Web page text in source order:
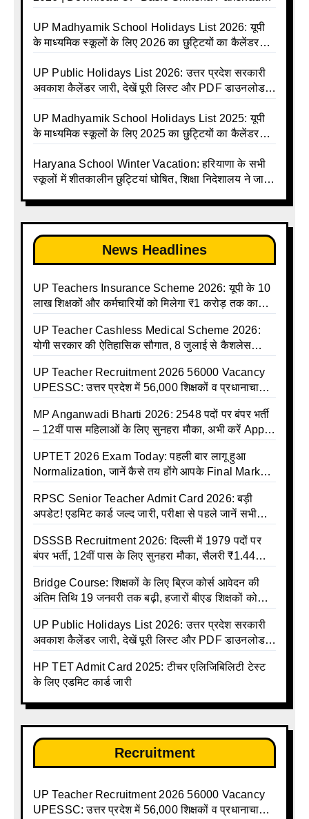
Basic School Avkash Talika UP 2026 | UP Basic
Shiksha Parishad Avkash Talika 2026 | UP
Calendar List 2026
UP Madhyamik School Holidays List 2026: यूपी
के माध्यमिक स्कूलों के लिए 2026 का छुट्टियों का कैलेंडर
Talika | UP Madhyamik Avkash Talika 2026 | UP
Madhyamik School avkash suchi | UP
Holiday Calendar | Madhyamik School Holidays
List 2026
UP Public Holidays List 2026: उत्तर प्रदेश सरकारी
अवकाश कैलेंडर जारी, देखें पूरी लिस्ट और PDF डाउनलोड
talika | Sarkari Avkash Talika | Up Holidays List |
Holidays Calendar
UP Madhyamik School Holidays List 2025: यूपी
के माध्यमिक स्कूलों के लिए 2025 का छुट्टियों का कैलेंडर
Talika | Up Madhyamik Avkash Talika 2025 | UP
Madhyamik School avkash suchi | UP
holiday calendar | Madhyamik School Holidays
List 2025
Haryana School Winter Vacation: हरियाणा के सभी
स्कूलों में शीतकालीन छुट्टियां घोषित, शिक्षा निदेशालय ने जारी
News Headlines
UP Teachers Insurance Scheme 2026: यूपी के 10
लाख शिक्षकों और कर्मचारियों को मिलेगा ₹1 करोड़ तक का
UP Teacher Cashless Medical Scheme 2026:
योगी सरकार की ऐतिहासिक सौगात, 8 जुलाई से कैशलेस
UP Teacher Recruitment 2026 56000 Vacancy
UPESSC: उत्तर प्रदेश में 56,000 शिक्षकों व प्रधानाचार्यों
MP Anganwadi Bharti 2026: 2548 पदों पर बंपर भर्ती
– 12वीं पास महिलाओं के लिए सुनहरा मौका, अभी करें Apply
UPTET 2026 Exam Today: पहली बार लागू हुआ
Normalization, जानें कैसे तय होंगे आपके Final Marks
RPSC Senior Teacher Admit Card 2026: बड़ी
अपडेट! एडमिट कार्ड जल्द जारी, परीक्षा से पहले जानें सभी
DSSSB Recruitment 2026: दिल्ली में 1979 पदों पर
बंपर भर्ती, 12वीं पास के लिए सुनहरा मौका, सैलरी ₹1.44
Bridge Course: शिक्षकों के लिए ब्रिज कोर्स आवेदन की
अंतिम तिथि 19 जनवरी तक बढ़ी, हजारों बीएड शिक्षकों को
UP Public Holidays List 2026: उत्तर प्रदेश सरकारी
अवकाश कैलेंडर जारी, देखें पूरी लिस्ट और PDF डाउनलोड
talika | Sarkari Avkash Talika | Up Holidays List |
Holidays Calendar
HP TET Admit Card 2025: टीचर एलिजिबिलिटी टेस्ट
के लिए एडमिट कार्ड जारी
Recruitment
UP Teacher Recruitment 2026 56000 Vacancy
UPESSC: उत्तर प्रदेश में 56,000 शिक्षकों व प्रधानाचार्यों